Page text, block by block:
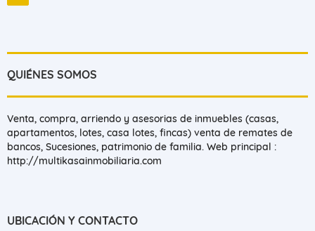
QUIÉNES SOMOS
Venta, compra, arriendo y asesorias de inmuebles (casas,
apartamentos, lotes, casa lotes, fincas) venta de remates de
bancos, Sucesiones, patrimonio de familia. Web principal :
http://multikasainmobiliaria.com
UBICACIÓN Y CONTACTO